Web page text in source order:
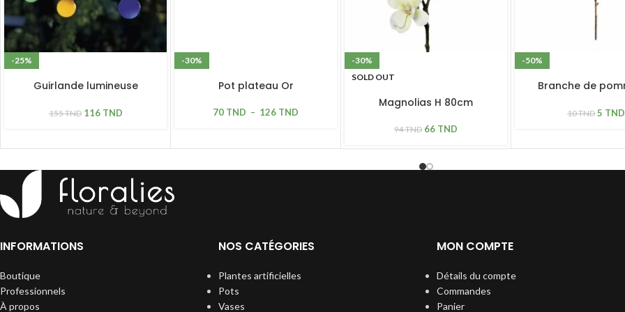
-25%
Guirlande lumineuse
ampoules verres colorés
155TND 116 TND
-30%
Pot plateau Or
70 TND – 126 TND
-30%
SOLD OUT
Magnolias H 80cm
94TND 66 TND
-50%
Branche de
10TND 5 TND
INFORMATIONS
Boutique
Professionnels
À propos
NOS CATÉGORIES
Plantes artificielles
Pots
Vases
MON COMPTE
Détails du compte
Commandes
Panier